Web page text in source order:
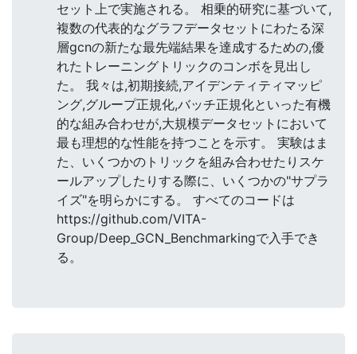
セット上で実施される。 相乗的研究に基づいて,
複数の代表的なグラフデータセットにわたる深
層gcnの新たな最先端結果を達成するための,優
れたトレーニングトリックのコンボを見出し
た。 我々は,初期接続,アイデンティティマッピ
ング,グループ正規化,バッチ正規化といった有機
的な組み合わせが,大規模データセットにおいて
最も理想的な性能を持つことを示す。 実験はま
た、いくつかのトリックを組み合わせたりスケ
ールアップしたりする際に、いくつかの"サプラ
イズ"を明らかにする。 すべてのコードは
https://github.com/VITA-
Group/Deep_GCN_Benchmarkingで入手でき
る。